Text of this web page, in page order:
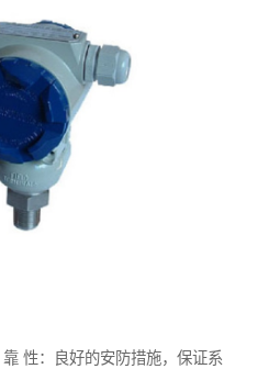
性：良好的安防措施，保证系